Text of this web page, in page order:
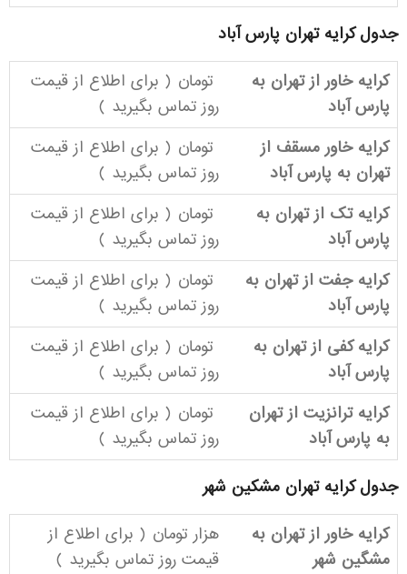
جدول کرایه تهران پارس آباد
کرایه خاور از تهران به
پارس آباد
تومان ( برای اطلاع از قیمت
روز تماس بگیرید )
کرایه خاور مسقف از
تهران به پارس آباد
تومان ( برای اطلاع از قیمت
روز تماس بگیرید )
کرایه تک از تهران به
پارس آباد
تومان ( برای اطلاع از قیمت
روز تماس بگیرید )
کرایه جفت از تهران به
پارس آباد
تومان ( برای اطلاع از قیمت
روز تماس بگیرید )
کرایه کفی از تهران به
پارس آباد
تومان ( برای اطلاع از قیمت
روز تماس بگیرید )
کرایه ترانزیت از تهران
به پارس آباد
تومان ( برای اطلاع از قیمت
روز تماس بگیرید )
جدول کرایه تهران مشکین شهر
کرایه خاور از تهران به
مشگین شهر
هزار تومان ( برای اطلاع از
قیمت روز تماس بگیرید )